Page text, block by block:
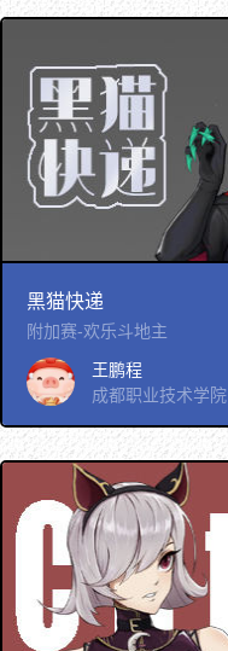
黑猫快递
附加赛-欢乐斗地主
王鹏程
成都职业技术学院